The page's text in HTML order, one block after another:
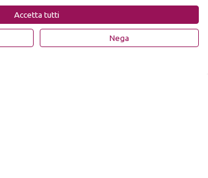
Privacy Policy Cookie Policy
Accetta tutti
Nega